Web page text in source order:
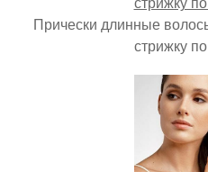
Прически длинные
стрижку